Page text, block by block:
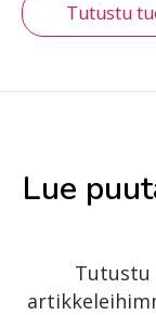
Tutustu
Lue